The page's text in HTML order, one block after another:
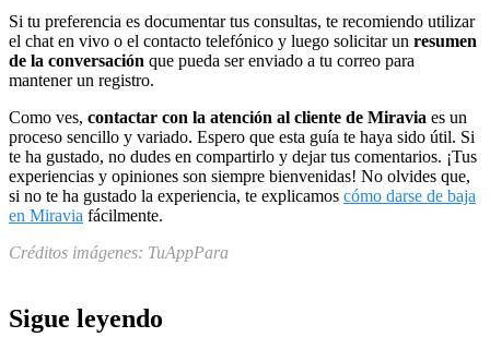
Si tu preferencia es documentar tus consultas, te recomiendo utilizar
el chat en vivo o el contacto telefónico y luego solicitar un resumen
de la conversación que pueda ser enviado a tu correo para
mantener un registro.
Como ves, contactar con la atención al cliente de Miravia es un
proceso sencillo y variado. Espero que esta guía te haya sido útil. Si
te ha gustado, no dudes en compartirlo y dejar tus comentarios. ¡Tus
experiencias y opiniones son siempre bienvenidas! No olvides que,
si no te ha gustado la experiencia, te explicamos cómo darse de baja
en Miravia fácilmente.
Créditos imágenes: TuAppPara
Sigue leyendo